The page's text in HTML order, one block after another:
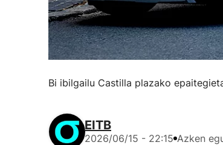
Bi ibilgailu Castilla plazako
EITB
2026/06/15 - 22:15 Azken